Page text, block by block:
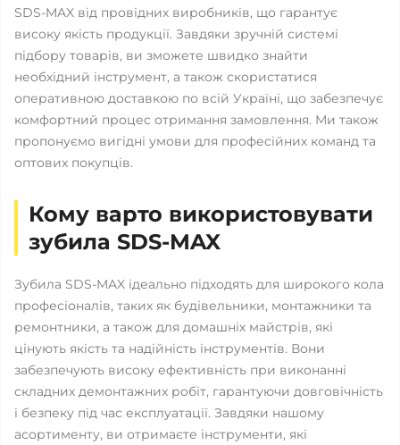
SDS-MAX від провідних виробників, що гарантує
високу якість продукції. Завдяки зручній системі
підбору товарів, ви зможете швидко знайти
необхідний інструмент, а також скористатися
оперативною доставкою по всій Україні, що забезпечує
комфортний процес отримання замовлення. Ми також
пропонуємо вигідні умови для професійних команд та
оптових покупців.
Кому варто використовувати
зубила SDS-MAX
Зубила SDS-MAX ідеально підходять для широкого кола
професіоналів, таких як будівельники, монтажники та
ремонтники, а також для домашніх майстрів, які
цінують якість та надійність інструментів. Вони
забезпечують високу ефективність при виконанні
складних демонтажних робіт, гарантуючи довговічність
і безпеку під час експлуатації. Завдяки нашому
асортименту, ви отримаєте інструменти, які